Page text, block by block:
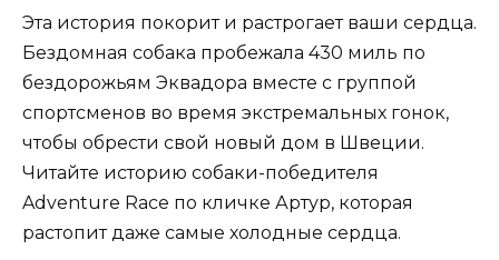
Эта история покорит и растрогает ваши сердца.
Бездомная собака пробежала 430 миль по
бездорожьям Эквадора вместе с группой
спортсменов во время экстремальных гонок,
чтобы обрести свой новый дом в Швеции.
Читайте историю собаки-победителя
Adventure Race по кличке Артур, которая
растопит даже самые холодные сердца.